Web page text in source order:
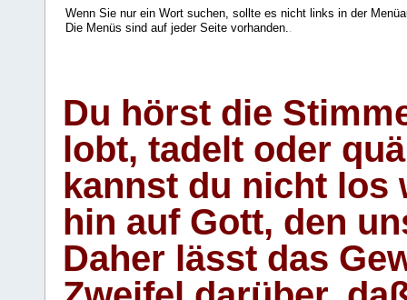
Wenn Sie nur ein Wort suchen, sollte es nicht links in der
Die Menüs sind auf jeder Seite vorhanden.
Du hörst die
lobt, tadelt oder
kannst du nicht los
hin auf Gott, den
Daher lässt das